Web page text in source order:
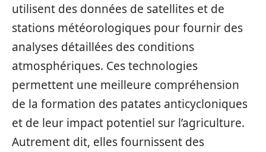
utilisent des données de satellites et de
stations météorologiques pour fournir des
analyses détaillées des conditions
atmosphériques. Ces technologies
permettent une meilleure compréhension
de la formation des patates anticycloniques
et de leur impact potentiel sur l’agriculture.
Autrement dit, elles fournissent des